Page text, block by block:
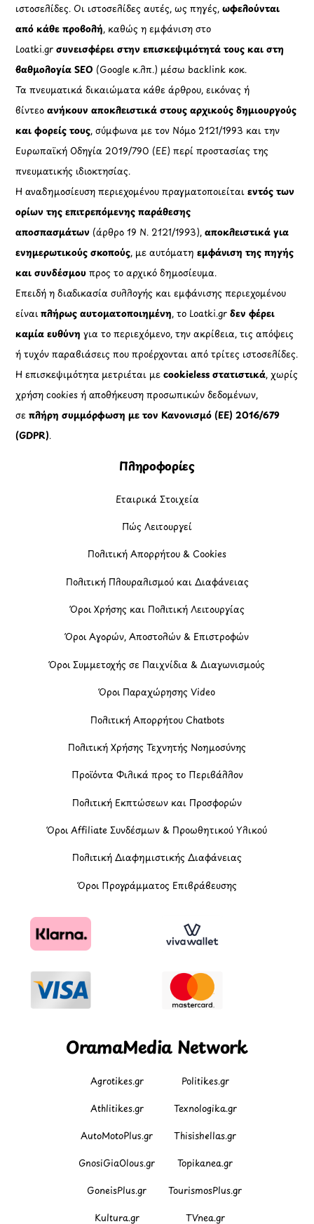
ιστοσελίδες. Οι ιστοσελίδες αυτές, ως πηγές,ωφελούνται
από κάθε προβολή, καθώς η εμφάνιση στο
Loatki.gr συνεισφέρει στην επισκεψιμότητά τους και στη
βαθμολογία SEO (Google κ.λπ.) μέσω backlink κοκ.
Τα πνευματικά δικαιώματα κάθε άρθρου, εικόνας ή
βίντεοανήκουν αποκλειστικά στους αρχικούς δημιουργούς
και φορείς τους, σύμφωνα με τον Νόμο 2121/1993 και την
Ευρωπαϊκή Οδηγία 2019/790 (ΕΕ) περί προστασίας της
πνευματικής ιδιοκτησίας.
Η αναδημοσίευση περιεχομένου πραγματοποιείταιεντός των
ορίων της επιτρεπόμενης παράθεσης
αποσπασμάτων (άρθρο 19 Ν. 2121/1993), αποκλειστικά για
ενημερωτικούς σκοπούς, με αυτόματηεμφάνιση της πηγής
και συνδέσμου προς το αρχικό δημοσίευμα.
Επειδή η διαδικασία συλλογής και εμφάνισης περιεχομένου
είναιπλήρως αυτοματοποιημένη, το Loatki.grδεν φέρει
καμία ευθύνη για το περιεχόμενο, την ακρίβεια, τις απόψεις
ή τυχόν παραβιάσεις που προέρχονται από τρίτες ιστοσελίδες.
Η επισκεψιμότητα μετριέται μεcookieless στατιστικά, χωρίς
χρήση cookies ή αποθήκευση προσωπικών δεδομένων,
σεπλήρη συμμόρφωση με τον Κανονισμό (ΕΕ) 2016/679
(GDPR).
Πληροφορίες
Εταιρικά Στοιχεία
Πώς Λειτουργεί
Πολιτική Απορρήτου & Cookies
Πολιτική Πλουραλισμού και Διαφάνειας
Όροι Χρήσης και Πολιτική Λειτουργίας
Όροι Αγορών, Αποστολών & Επιστροφών
Όροι Συμμετοχής σε Παιχνίδια & Διαγωνισμούς
Όροι Παραχώρησης Video
Πολιτική Απορρήτου Chatbots
Πολιτική Χρήσης Τεχνητής Νοημοσύνης
Προϊόντα Φιλικά προς το Περιβάλλον
Πολιτική Εκπτώσεων και Προσφορών
Όροι Affiliate Συνδέσμων & Προωθητικού Υλικού
Πολιτική Διαφημιστικής Διαφάνειας
Όροι Προγράμματος Επιβράβευσης
OramaMedia Network
Agrotikes.gr Politikes.gr
Athlitikes.gr Texnologika.gr
AutoMotoPlus.gr Thisishellas.gr
GnosiGiaOlous.gr Topikanea.gr
GoneisPlus.gr TourismosPlus.gr
Kultura.gr TVnea.gr